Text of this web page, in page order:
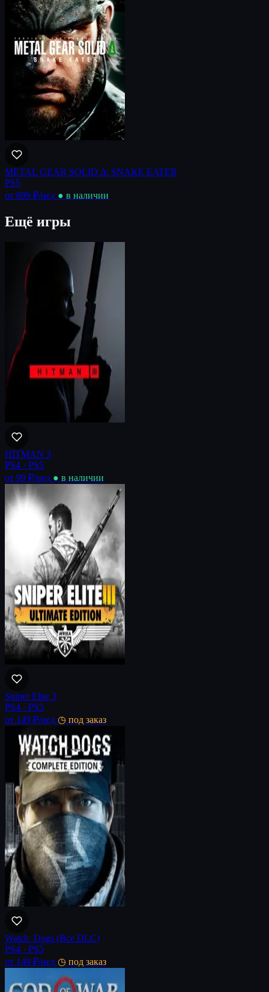
METAL GEAR SOLID Δ: SNAKE EATER
PS5
от 899 ₽/нед ● в наличии
Ещё игры
HITMAN 3
PS4 · PS5
от 99 ₽/нед ● в наличии
Sniper Elite 3
PS4 · PS5
от 149 ₽/нед ◷ под заказ
Watch_Dogs (Все DLC)
PS4 · PS5
от 149 ₽/нед ◷ под заказ